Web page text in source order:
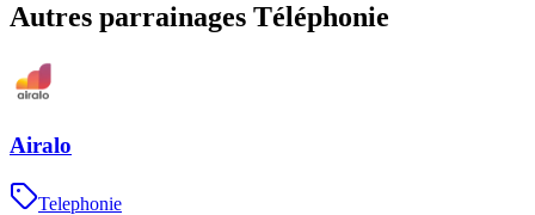
Autres parrainages Téléphonie
Airalo
Telephonie